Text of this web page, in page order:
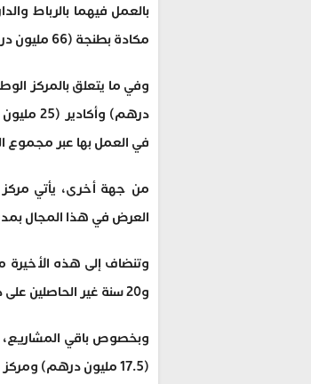
مكادة بطنجة (66 مليون درهم) والمدينة الجديدة الرحمة (73 مليون درهم).
درهم)
في العمل بها عبر مجموع
العرض في هذا المجال
و20 سنة غير الحاصلين على دبلومات وبدون عمل، من الوقوف مجددا وبناء مشروعهم المهني للإدماج.
وبخصوص باقي المشاريع،